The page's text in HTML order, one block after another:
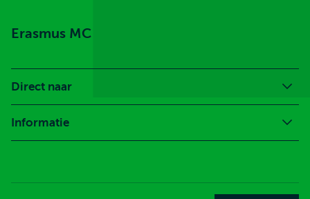
Erasmus MC
Direct naar
Informatie